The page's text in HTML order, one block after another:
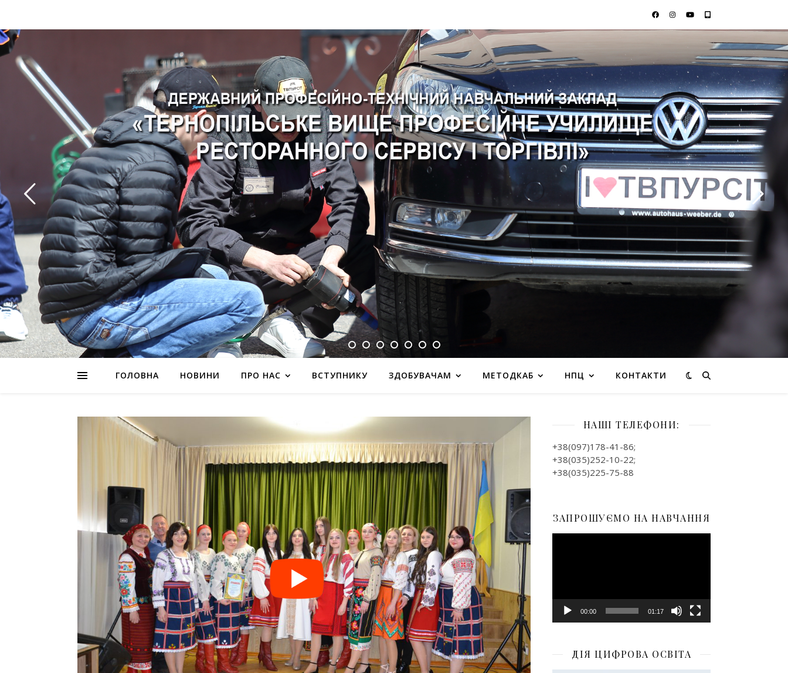
ГОЛОВНА НОВИНИ ПРО НАС ВСТУПНИКУ ЗДОБУВАЧАМ МЕТОДКАБ НПЦ КОНТАКТИ
НАШІ ТЕЛЕФОНИ:
+38(097)178-41-86;
+38(035)252-10-22;
+38(035)225-75-88
ЗАПРОШУЄМО НА НАВЧАННЯ
00:00 01:17
ДІЯ ЦИФРОВА ОСВІТА